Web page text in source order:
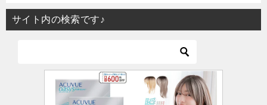
サイト内の検索です♪